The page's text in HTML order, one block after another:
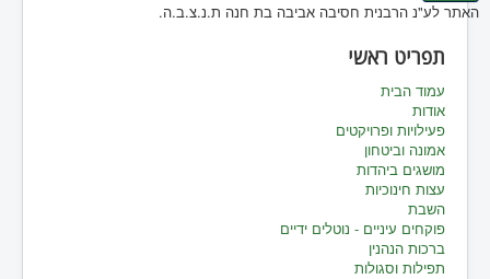
האתר לע"נ הרבנית חסיבה אביבה בת חנה ת.נ.צ.ב.ה.
תפריט ראשי
עמוד הבית
אודות
פעילויות ופרויקטים
אמונה וביטחון
מושגים ביהדות
עצות חינוכיות
השבת
פוקחים עיניים - נוטלים ידיים
ברכות הנהנין
תפילות וסגולות